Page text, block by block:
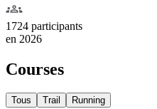
1724 participants
en 2026
Courses
Tous Trail Running